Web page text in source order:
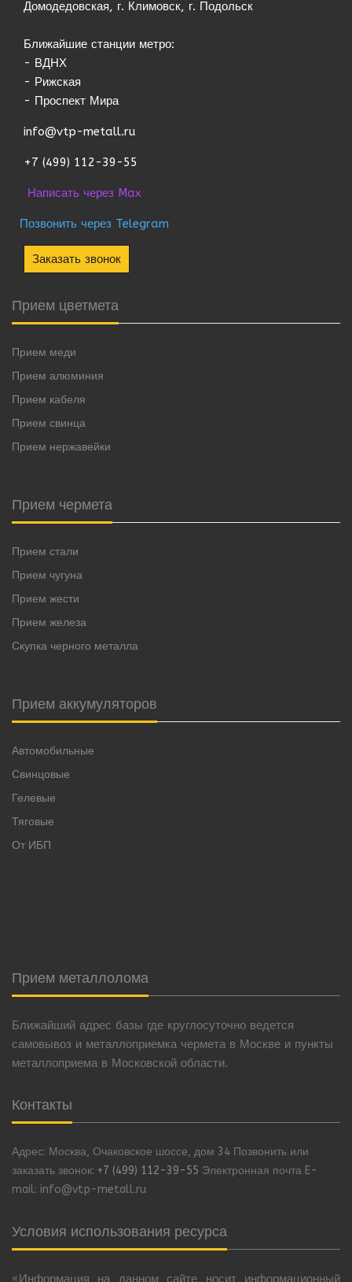
Домодедовская, г. Климовск, г. Подольск
Ближайшие станции метро:
- ВДНХ
- Рижская
- Проспект Мира
info@vtp-metall.ru
+7 (499) 112-39-55
Написать через Max
Позвонить через Telegram
Заказать звонок
Прием цветмета
Прием меди
Прием алюминия
Прием кабеля
Прием свинца
Прием нержавейки
Прием чермета
Прием стали
Прием чугуна
Прием жести
Прием железа
Скупка черного металла
Прием аккумуляторов
Автомобильные
Свинцовые
Гелевые
Тяговые
От ИБП
Прием металлолома
Ближайший адрес базы где круглосуточно ведется
самовывоз и металлоприемка чермета в Москве и пункты
металлоприема в Московской области.
Контакты
Адрес: Москва, Очаковское шоссе, дом 34 Позвонить или
заказать звонок: +7 (499) 112-39-55 Электронная почта E-
mail: info@vtp-metall.ru
Условия использования ресурса
«Информация на данном сайте носит информационный